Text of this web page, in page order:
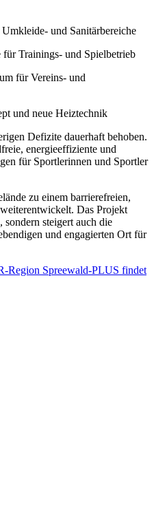
und Sanitärbereiche
Trainings- und Spielbetrieb
für Vereins- und
und neue Heiztechnik
Defizite dauerhaft behoben.
energieeffiziente und
für Sportlerinnen und Sportler
zu einem barrierefreien,
Das Projekt
sondern steigert auch die
und engagierten Ort für
Region Spreewald-PLUS findet